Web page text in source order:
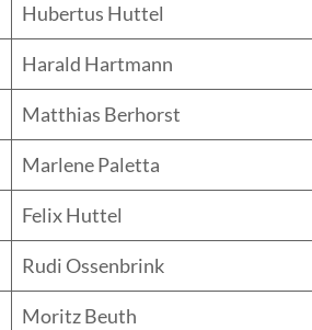
Hubertus Huttel
Harald Hartmann
Matthias Berhorst
Marlene Paletta
Felix Huttel
Rudi Ossenbrink
Moritz Beuth